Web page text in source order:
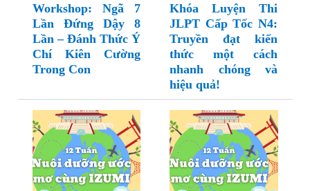
Workshop: Ngã 7
Lần Đứng Dậy 8
Lần – Đánh Thức Ý
Chí Kiên Cường
Trong Con
Khóa Luyện Thi
JLPT Cấp Tốc N4:
Truyền đạt kiến
thức một cách
nhanh chóng và
hiệu quả!